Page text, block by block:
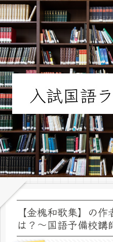
【金槐和歌集】の
は？～国語予備校講